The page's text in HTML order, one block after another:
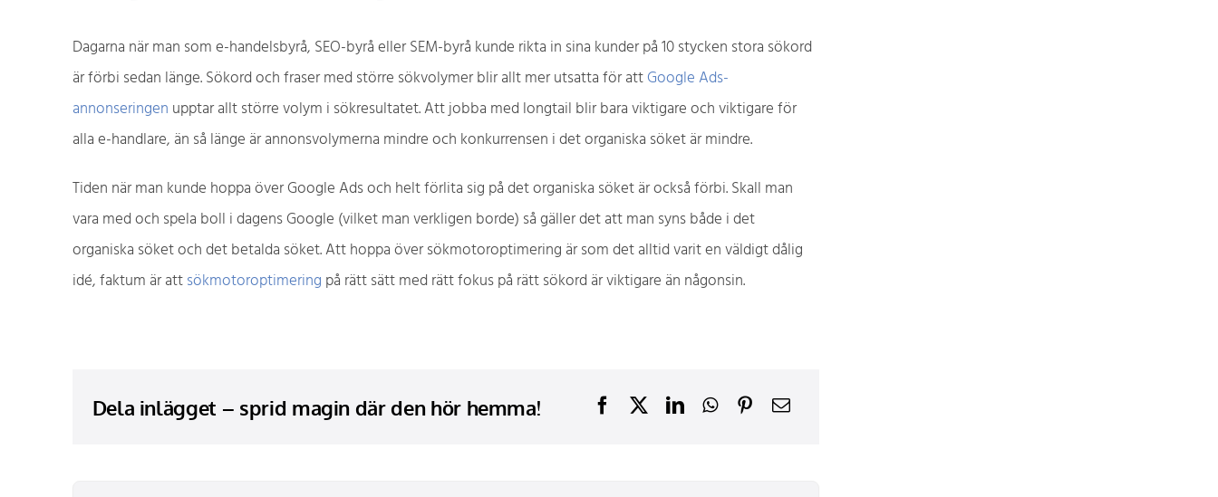
Dagarna när man som e-handelsbyrå, SEO-byrå eller SEM-byrå kunde rikta in sina kunder på 10 stycken stora sökord
är förbi sedan länge. Sökord och fraser med större sökvolymer blir allt mer utsatta för attGoogle Ads-
annonseringen upptar allt större volym i sökresultatet. Att jobba med longtail blir bara viktigare och viktigare för
alla e-handlare, än så länge är annonsvolymerna mindre och konkurrensen i det organiska söket är mindre.
Tiden när man kunde hoppa över Google Ads och helt förlita sig på det organiska söket är också förbi. Skall man
vara med och spela boll i dagens Google (vilket man verkligen borde) så gäller det att man syns både i det
organiska söket och det betalda söket. Att hoppa över sökmotoroptimering är som det alltid varit en väldigt dålig
idé, faktum är attsökmotoroptimering på rätt sätt med rätt fokus på rätt sökord är viktigare än någonsin.
Dela inlägget – sprid magin där den hör hemma!